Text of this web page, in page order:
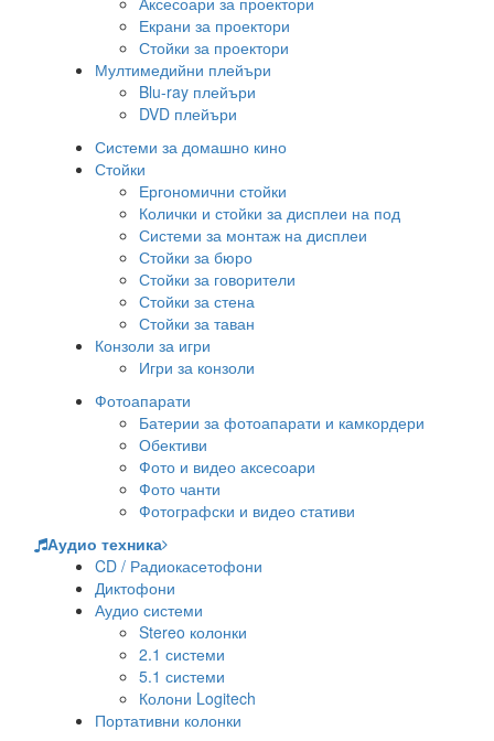
Екрани за проектори
Стойки за проектори
Мултимедийни плейъри
Blu-ray плейъри
DVD плейъри
Системи за домашно кино
Стойки
Ергономични стойки
Колички и стойки за дисплеи на под
Системи за монтаж на дисплеи
Стойки за бюро
Стойки за говорители
Стойки за стена
Стойки за таван
Конзоли за игри
Игри за конзоли
Фотоапарати
Батерии за фотоапарати и камкордери
Обективи
Фото и видео аксесоари
Фото чанти
Фотографски и видео стативи
Аудио техника
CD / Радиокасетофони
Диктофони
Аудио системи
Stereo колонки
2.1 системи
5.1 системи
Колони Logitech
Портативни колонки